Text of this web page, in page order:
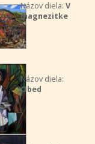
Názov diela: V
magnezitke
Názov diela:
Obed